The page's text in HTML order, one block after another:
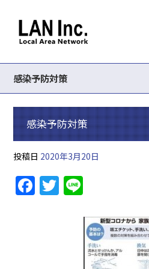
感染予防対策
感染予防対策
投稿日 2020年3月20日
F
a
T
w
e